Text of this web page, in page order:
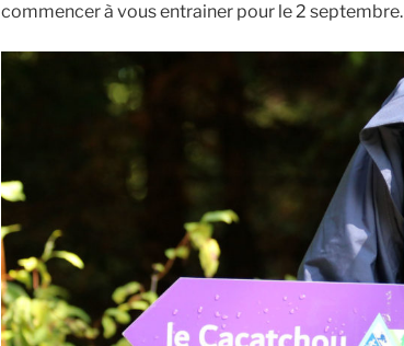
commencer à vous entrainer pour le 2 septembre.